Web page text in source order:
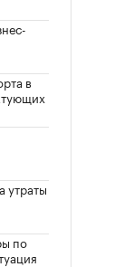
в
утраты
по